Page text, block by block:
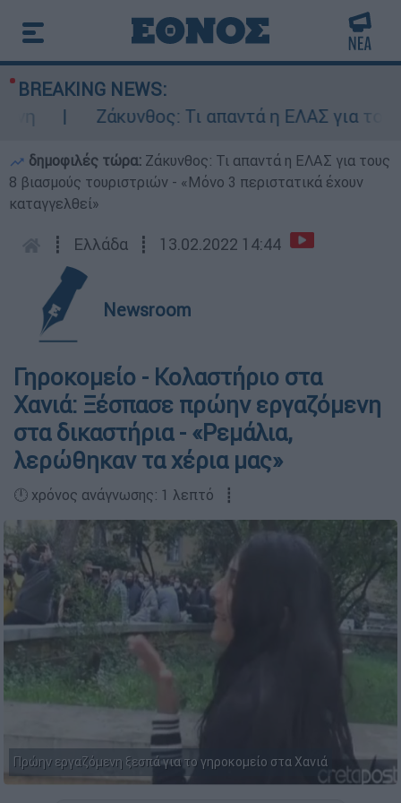
BREAKING NEWS:
Ζάκυνθος: Τι απαντά η ΕΛΑΣ για τους 8
δημοφιλές τώρα: Ζάκυνθος: Τι απαντά η ΕΛΑΣ για τους
8 βιασμούς τουριστριών - «Μόνο 3 περιστατικά έχουν
καταγγελθεί»
┋ Ελλάδα ┋ 13.02.2022 14:44
Newsroom
Γηροκομείο - Κολαστήριο στα
Χανιά: Ξέσπασε πρώην εργαζόμενη
στα δικαστήρια - «Ρεμάλια,
λερώθηκαν τα χέρια μας»
🕛 χρόνος ανάγνωσης: 1 λεπτό ┋
Πρώην εργαζόμενη ξεσπά για το γηροκομείο στα Χανιά